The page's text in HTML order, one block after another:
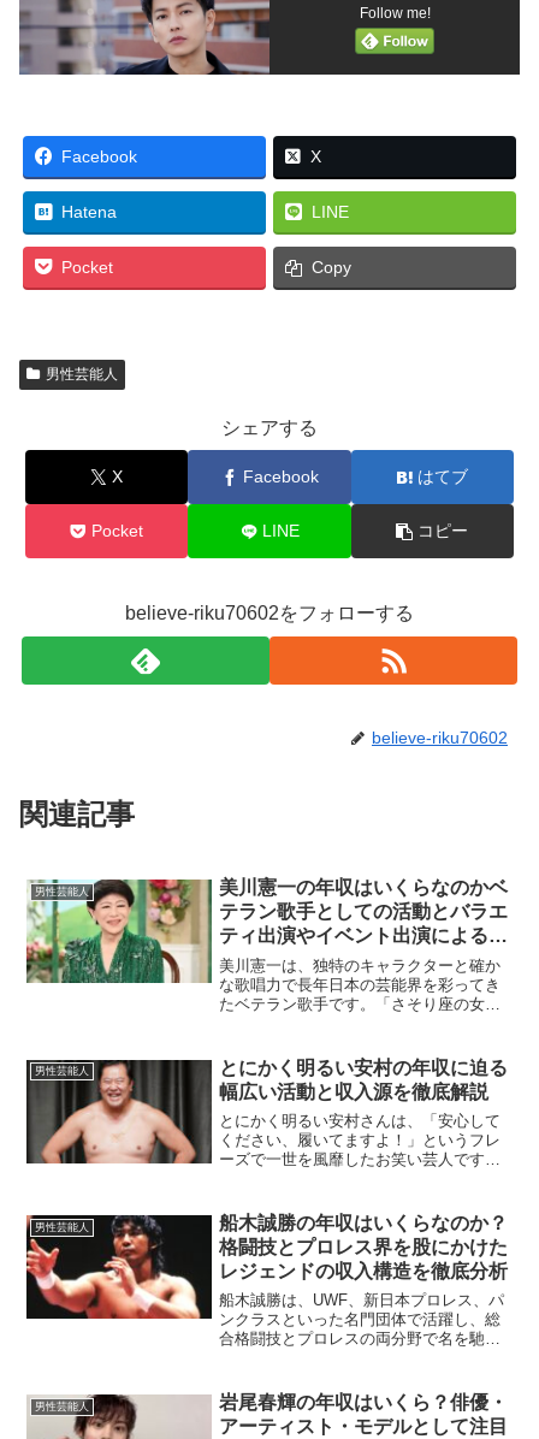
Follow me!
Facebook X
Hatena LINE
Pocket Copy
男性芸能人
シェアする
X Facebook はてブ
Pocket LINE コピー
believe-riku70602をフォローする
believe-riku70602
関連記事
男性芸能人
美川憲一の年収はいくらなのかベ
テラン歌手としての活動とバラエ
ティ出演やイベント出演による収
入事情を徹底分析
美川憲一は、独特のキャラクターと確か
な歌唱力で長年日本の芸能界を彩ってき
たベテラン歌手です。「さそり座の女」
ています。今回は、美川憲一の年収につ
いて、その主な収入源を詳...
男性芸能人
とにかく明るい安村の年収に迫る
幅広い活動と収入源を徹底解説
とにかく明るい安村さんは、「安心して
ください、履いてますよ！」というフレ
ーズで一世を風靡したお笑い芸人です。
のか、気になる方も多いのではないでし
ょうか。本記事では、とに...
男性芸能人
船木誠勝の年収はいくらなのか？
格闘技とプロレス界を股にかけた
レジェンドの収入構造を徹底分析
船木誠勝は、UWF、新日本プロレス、パ
ンクラスといった名門団体で活躍し、総
合格闘技とプロレスの両分野で名を馳せ
出演者としての顔も持っています。長年
の実績に裏打ちされたそ...
男性芸能人
岩尾春輝の年収はいくら？俳優・
アーティスト・モデルとして注目